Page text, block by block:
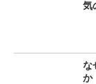
気
な
か